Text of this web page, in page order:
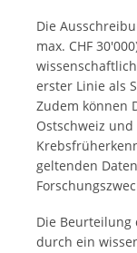
Die
max. CHF
erster Linie als
Zudem können
Ostschweiz
geltenden
Die Beurteilung
durch ein